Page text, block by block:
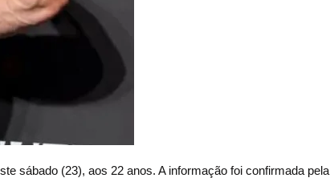
sábado (23), aos 22 anos. A informação foi confirmada pela